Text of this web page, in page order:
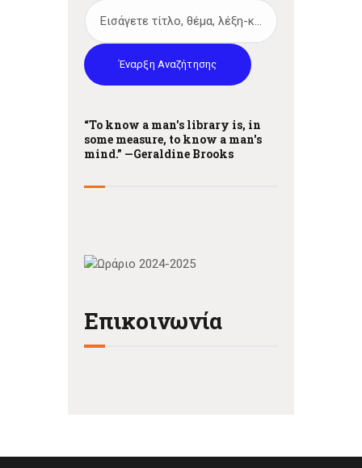
Έναρξη Αναζήτησης
“To know a man's library is, in
some measure, to know a man's
mind.” —Geraldine Brooks
Επικοινωνία